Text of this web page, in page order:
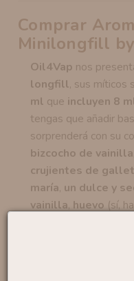
Comprar
Minilongfill
Oil4Vap nos
longfill, sus míticos
ml que incluyen 8
tengas que añadir
sorprenderá con su
bizcocho de vainilla
crujientes de
maría, un dulce y
vainilla, huevo (sí,
Estos aromas se